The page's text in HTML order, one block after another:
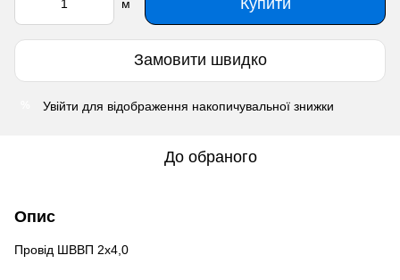
м
Замовити швидко
Увійти для відображення накопичувальної знижки
До обраного
Опис
Провід ШВВП 2х4,0